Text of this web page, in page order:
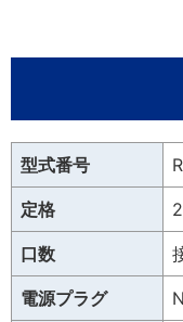
型式番号
定格
口数
電源プラグ